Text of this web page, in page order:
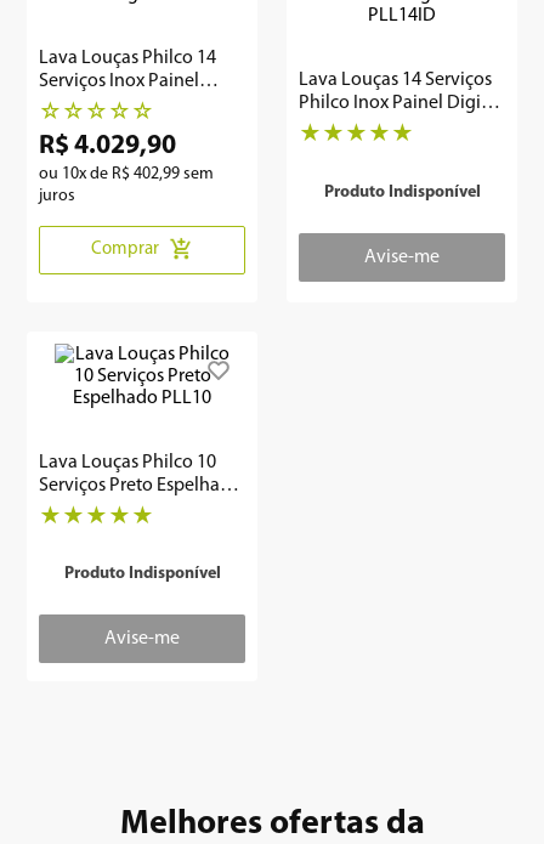
Lava Louças Philco 14
Serviços Inox Painel
Digital PLL14A
☆ ☆ ☆ ☆ ☆
R$ 4.029,90
ou 10x de R$ 402,99 sem
juros
Comprar
Lava Louças 14 Serviços
Philco Inox Painel Digital
PLL14ID
★ ★ ★ ★ ★
Produto Indisponível
Lava Louças Philco 10
Serviços Preto Espelhado
PLL10
★ ★ ★ ★ ★
Produto Indisponível
Melhores ofertas da
embutir
microondas
multiprocessador